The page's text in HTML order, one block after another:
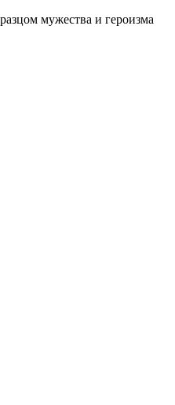
мужества и героизма